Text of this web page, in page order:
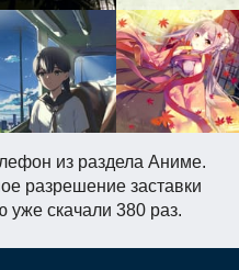
из раздела Аниме.
разрешение заставки
скачали 380 раз.